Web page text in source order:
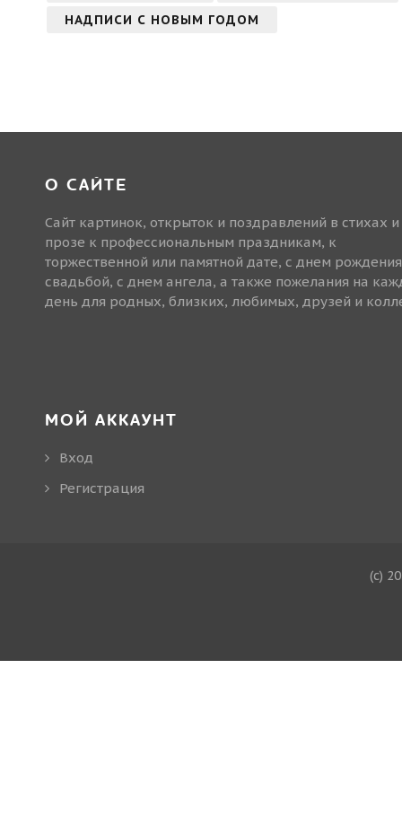
НАДПИСИ С НОВЫМ ГОДОМ
О САЙТЕ
Сайт картинок, открыток и поздравлений в стихах и
прозе к профессиональным праздникам, к
торжественной или памятной дате, с днем
свадьбой, с днем ангела, а также пожелания на
день для родных, близких, любимых, друзей и
МОЙ АККАУНТ
Вход
Регистрация
(c)